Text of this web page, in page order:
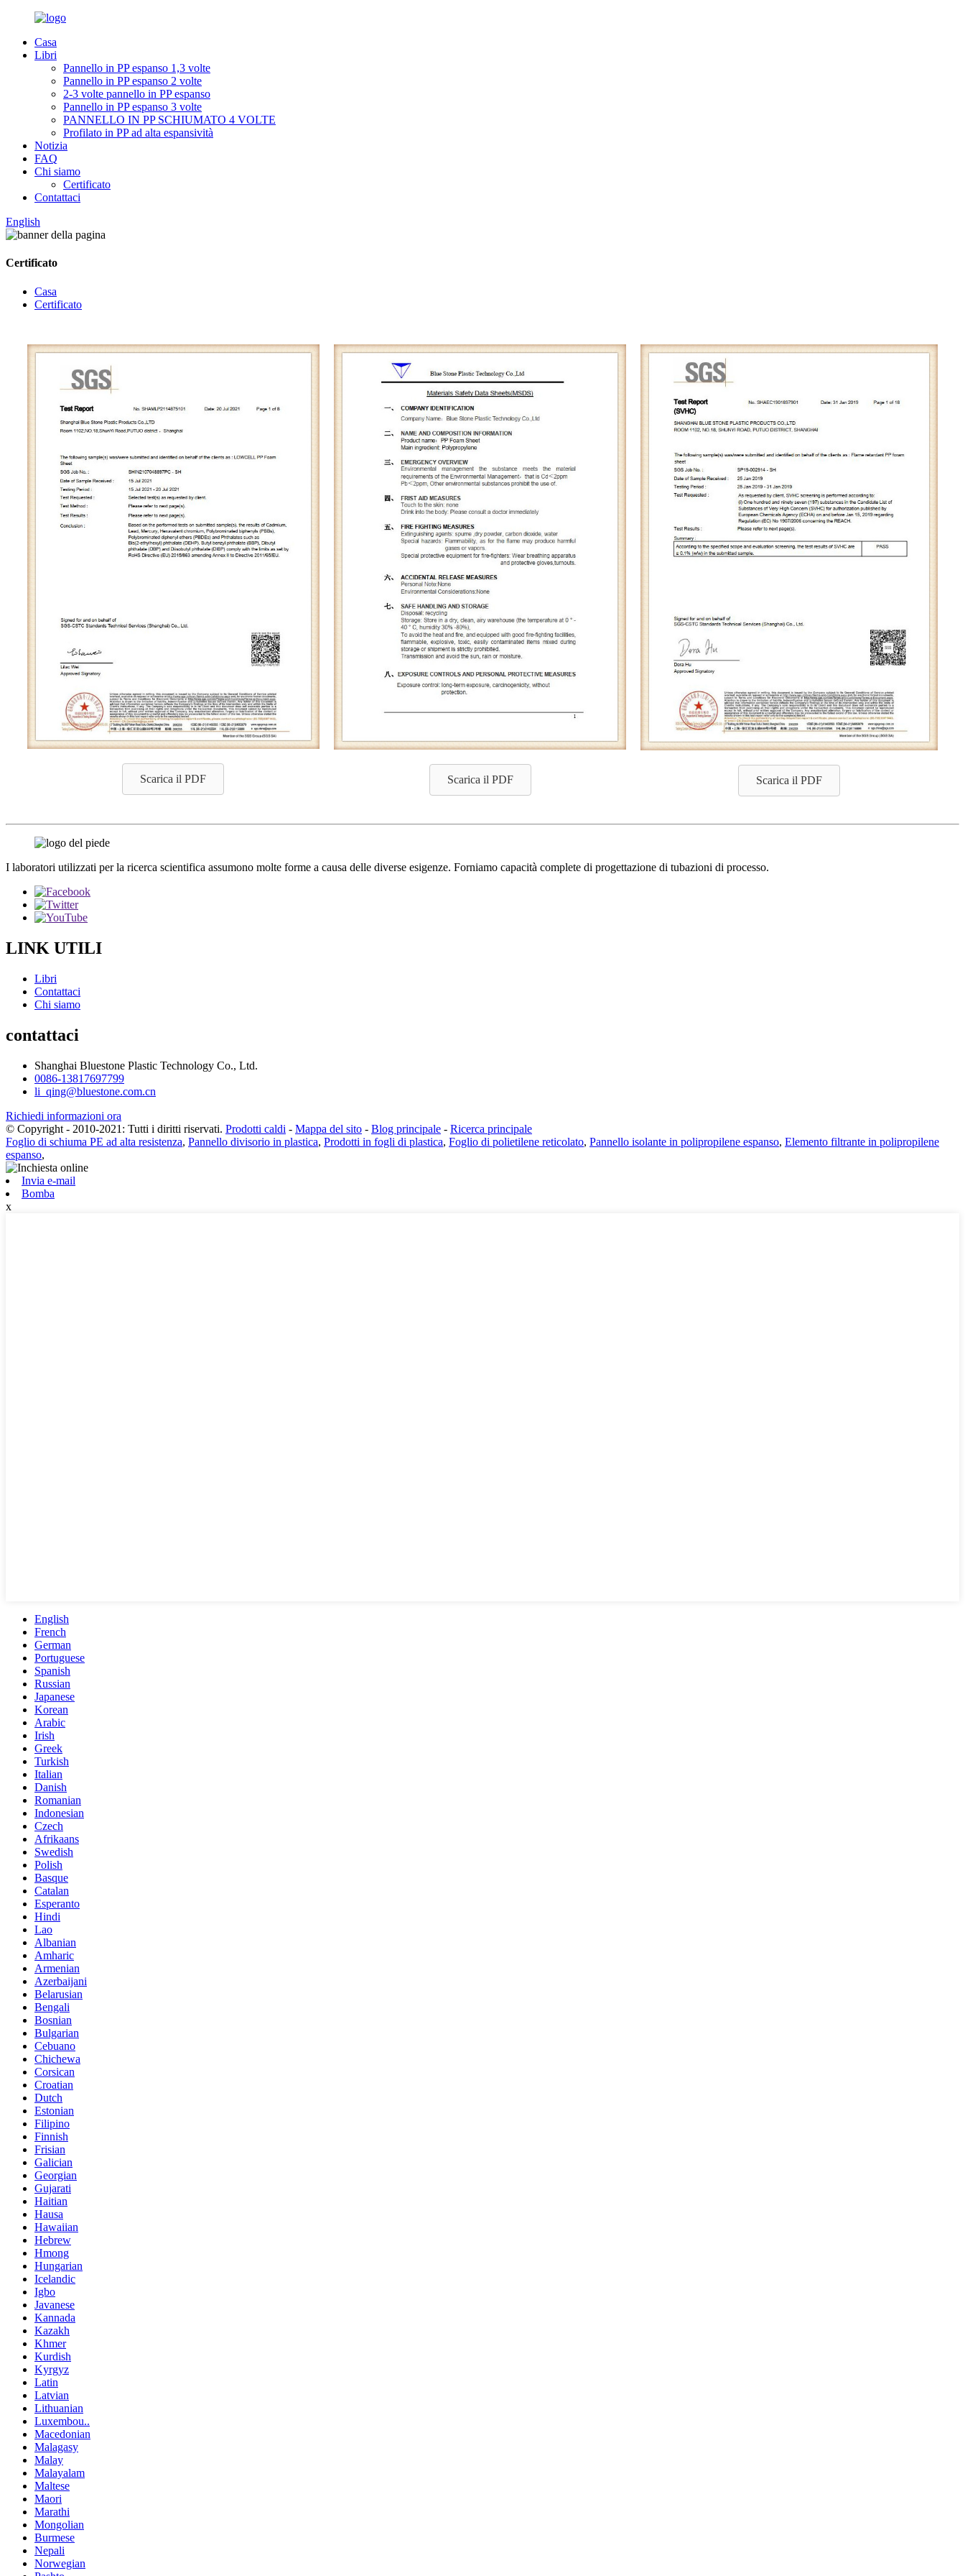
Casa
Libri
Pannello in PP espanso 1,3 volte
Pannello in PP espanso 2 volte
2-3 volte pannello in PP espanso
Pannello in PP espanso 3 volte
PANNELLO IN PP SCHIUMATO 4 VOLTE
Profilato in PP ad alta espansività
Notizia
FAQ
Chi siamo
Certificato
Contattaci
English
Certificato
Casa
Certificato
Scarica il PDF Scarica il PDF Scarica il PDF
I laboratori utilizzati per la ricerca scientifica assumono molte forme a causa delle diverse esigenze. Forniamo capacità complete di progettazione di tubazioni di processo.
LINK UTILI
Libri
Contattaci
Chi siamo
contattaci
Shanghai Bluestone Plastic Technology Co., Ltd.
0086-13817697799
li_qing@bluestone.com.cn
Richiedi informazioni ora
© Copyright - 2010-2021: Tutti i diritti riservati. Prodotti caldi - Mappa del sito - Blog principale - Ricerca principale
Foglio di schiuma PE ad alta resistenza, Pannello divisorio in plastica, Prodotti in fogli di plastica, Foglio di polietilene reticolato, Pannello isolante in polipropilene espanso, Elemento filtrante in polipropilene
espanso,
Invia e-mail
Bomba
x
English
French
German
Portuguese
Spanish
Russian
Japanese
Korean
Arabic
Irish
Greek
Turkish
Italian
Danish
Romanian
Indonesian
Czech
Afrikaans
Swedish
Polish
Basque
Catalan
Esperanto
Hindi
Lao
Albanian
Amharic
Armenian
Azerbaijani
Belarusian
Bengali
Bosnian
Bulgarian
Cebuano
Chichewa
Corsican
Croatian
Dutch
Estonian
Filipino
Finnish
Frisian
Galician
Georgian
Gujarati
Haitian
Hausa
Hawaiian
Hebrew
Hmong
Hungarian
Icelandic
Igbo
Javanese
Kannada
Kazakh
Khmer
Kurdish
Kyrgyz
Latin
Latvian
Lithuanian
Luxembou..
Macedonian
Malagasy
Malay
Malayalam
Maltese
Maori
Marathi
Mongolian
Burmese
Nepali
Norwegian